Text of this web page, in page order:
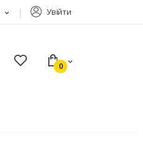
Увійти
Compare Watchlist
0